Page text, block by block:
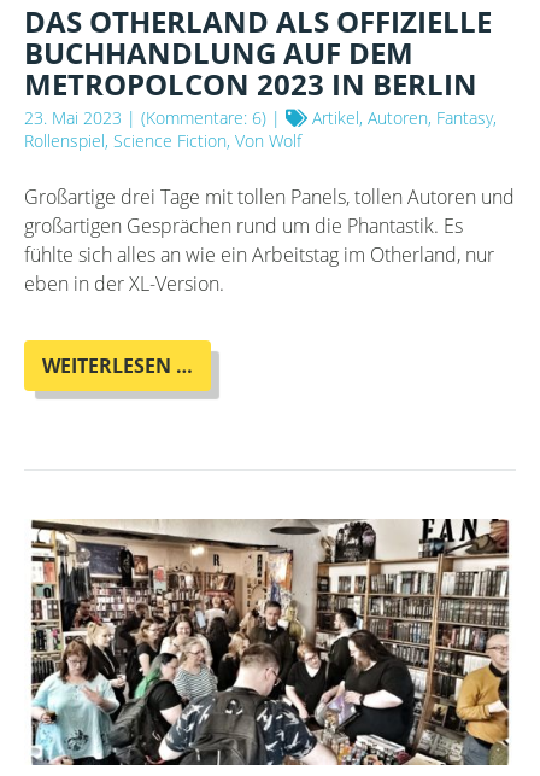
DAS OTHERLAND ALS OFFIZIELLE
BUCHHANDLUNG AUF DEM
METROPOLCON 2023 IN BERLIN
23. Mai 2023 | (Kommentare: 6) |
Artikel, Autoren, Fantasy,
Rollenspiel, Science Fiction, Von Wolf
Großartige drei Tage mit tollen Panels, tollen Autoren und
großartigen Gesprächen rund um die Phantastik. Es
fühlte sich alles an wie ein Arbeitstag im Otherland, nur
eben in der XL-Version.
WEITERLESEN …
OTHERLAND
BUCHHANDLUNG
DEM
METROPOLCON
2023
IN
BERLIN